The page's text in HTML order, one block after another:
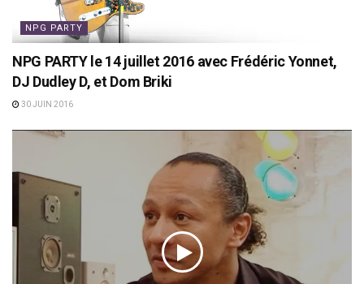
NPG PARTY
NPG PARTY le 14 juillet 2016 avec Frédéric Yonnet,
DJ Dudley D, et Dom Briki
30 JUIN 2016